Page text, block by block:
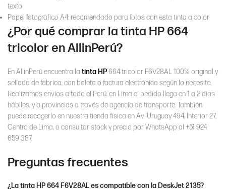
texto
Papel fotográfico A4: recomendado para fotos con esta tinta a color
¿Por qué comprar la tinta HP 664
tricolor en AllinPerú?
En AllinPerú encuentra la tinta HP664 tricolor F6V28AL 100% original y
sellada de fábrica, con boleta o factura electrónica según lo necesite.
Realizamos envíos a todo el Perú: en Lima el pedido llega en 1 a 2 días
hábiles, y a provincias a través de agencia de transporte. También
puede recogerlo en nuestra tienda física en Av. Uruguay 494, Interior 27,
Centro de Lima, o consultar stock y precio por WhatsApp al +51 924
659 387.
Preguntas frecuentes
¿La tinta HP 664 F6V28AL es compatible con la DeskJet 2135?